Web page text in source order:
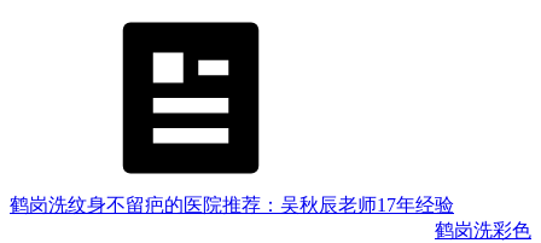
鹤岗洗纹身不留疤的医院推荐：吴秋辰老师17年经验
鹤岗洗彩色